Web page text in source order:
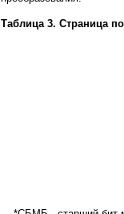
Таблица 3. Страница